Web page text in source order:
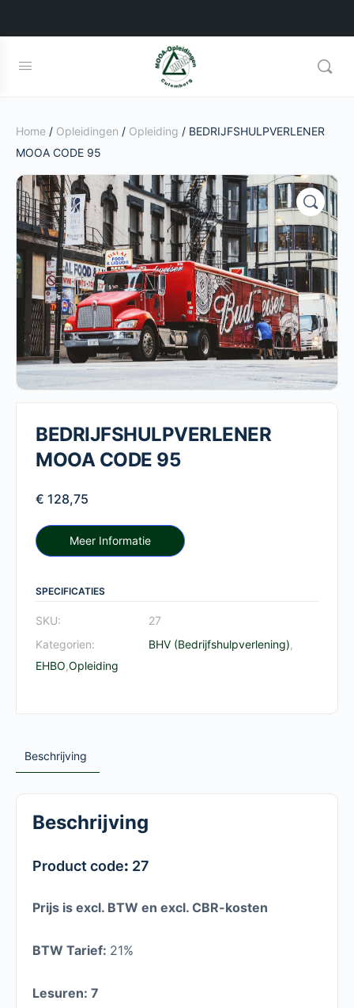
Home / Opleidingen / Opleiding / BEDRIJFSHULPVERLENER
MOOA CODE 95
BEDRIJFSHULPVERLENER
MOOA CODE 95
€ 128,75
Meer Informatie
SPECIFICATIES
SKU:
27
Kategorien:
BHV (Bedrijfshulpverlening),
EHBO,Opleiding
Beschrijving
Beschrijving
Product code: 27
Prijs is excl. BTW en excl. CBR-kosten
BTW Tarief: 21%
Lesuren: 7